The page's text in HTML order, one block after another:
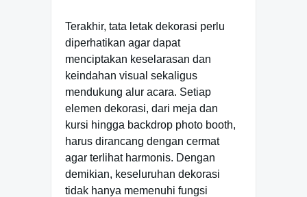
Terakhir, tata letak dekorasi perlu
diperhatikan agar dapat
menciptakan keselarasan dan
keindahan visual sekaligus
mendukung alur acara. Setiap
elemen dekorasi, dari meja dan
kursi hingga backdrop photo booth,
harus dirancang dengan cermat
agar terlihat harmonis. Dengan
demikian, keseluruhan dekorasi
tidak hanya memenuhi fungsi